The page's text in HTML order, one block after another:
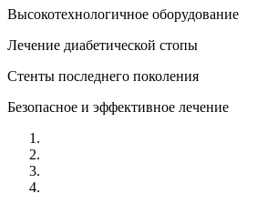
Высокотехнологичное оборудование
Лечение диабетической стопы
Стенты последнего поколения
Безопасное и эффективное лечение